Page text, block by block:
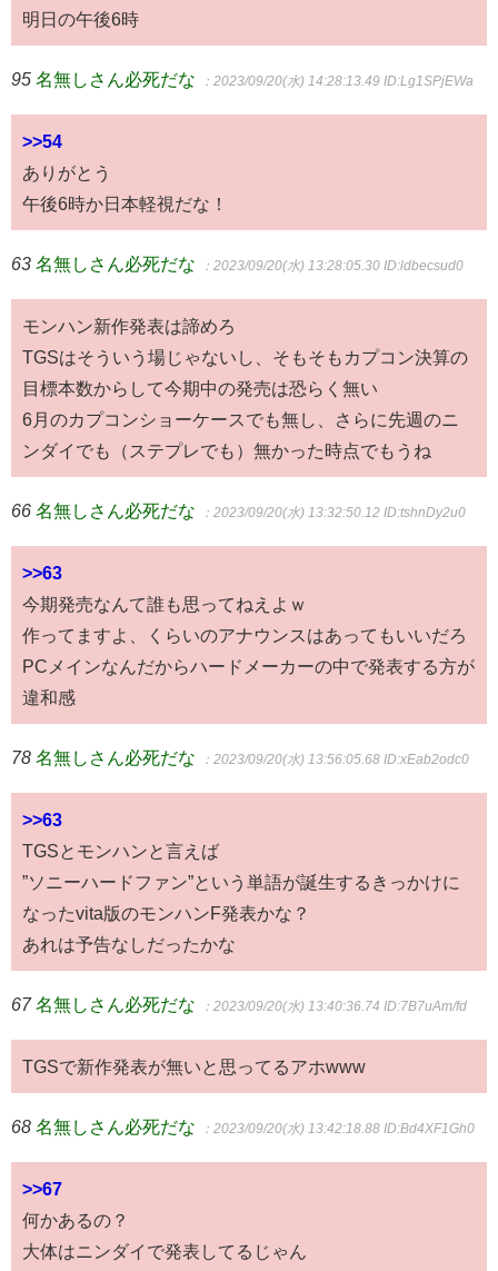
明日の午後6時
95 名無しさん必死だな ：2023/09/20(水) 14:28:13.49 ID:Lg1SPjEWa
>>54
ありがとう
午後6時か日本軽視だな！
63 名無しさん必死だな ：2023/09/20(水) 13:28:05.30 ID:ldbecsud0
モンハン新作発表は諦めろ
TGSはそういう場じゃないし、そもそもカプコン決算の
目標本数からして今期中の発売は恐らく無い
6月のカプコンショーケースでも無し、さらに先週のニ
ンダイでも（ステプレでも）無かった時点でもうね
66 名無しさん必死だな ：2023/09/20(水) 13:32:50.12 ID:tshnDy2u0
>>63
今期発売なんて誰も思ってねえよｗ
作ってますよ、くらいのアナウンスはあってもいいだろ
PCメインなんだからハードメーカーの中で発表する方が
違和感
78 名無しさん必死だな ：2023/09/20(水) 13:56:05.68 ID:xEab2odc0
>>63
TGSとモンハンと言えば
”ソニーハードファン”という単語が誕生するきっかけに
なったvita版のモンハンF発表かな？
あれは予告なしだったかな
67 名無しさん必死だな ：2023/09/20(水) 13:40:36.74 ID:7B7uAm/fd
TGSで新作発表が無いと思ってるアホwww
68 名無しさん必死だな ：2023/09/20(水) 13:42:18.88 ID:Bd4XF1Gh0
>>67
何かあるの？
大体はニンダイで発表してるじゃん